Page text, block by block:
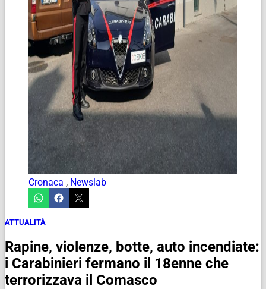
Cronaca , Newslab
ATTUALITÀ
Rapine, violenze, botte, auto incendiate:
i Carabinieri fermano il 18enne che
terrorizzava il Comasco